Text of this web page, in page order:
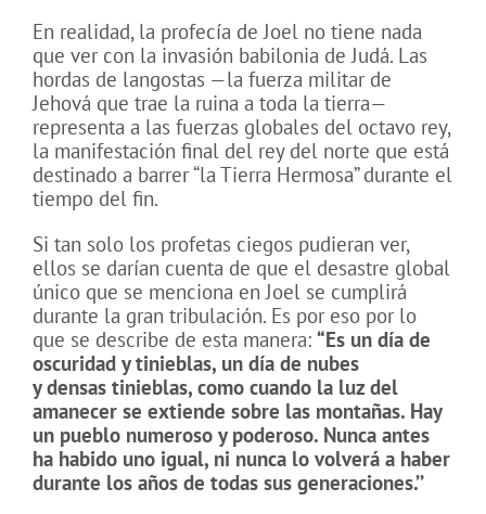
En realidad, la profecía de Joel no tiene nada
que ver con la invasión babilonia de Judá. Las
hordas de langostas —la fuerza militar de
Jehová que trae la ruina a toda la tierra—
representa a las fuerzas globales del octavo rey,
la manifestación final del rey del norte que está
destinado a barrer “la Tierra Hermosa” durante el
tiempo del fin.
Si tan solo los profetas ciegos pudieran ver,
ellos se darían cuenta de que el desastre global
único que se menciona en Joel se cumplirá
durante la gran tribulación. Es por eso por lo
que se describe de esta manera: “Es un día de
oscuridad y tinieblas, un día de nubes
y densas tinieblas, como cuando la luz del
amanecer se extiende sobre las montañas. Hay
un pueblo numeroso y poderoso. Nunca antes
ha habido uno igual, ni nunca lo volverá a haber
durante los años de todas sus generaciones.’’